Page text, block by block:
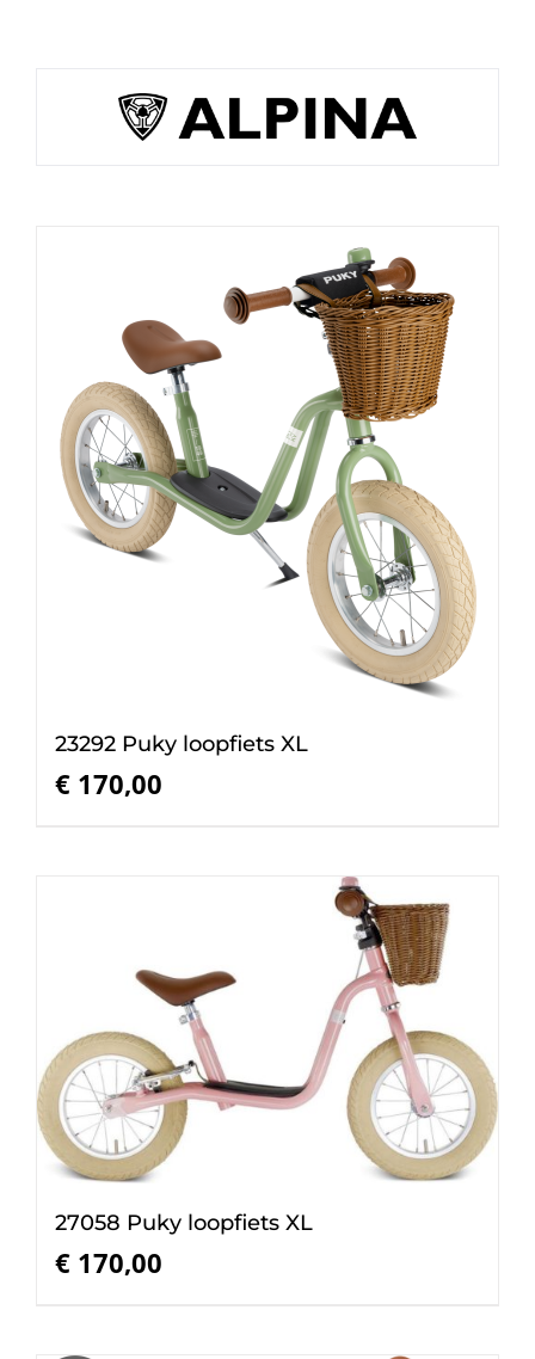
23292 Puky loopfiets XL
€ 170,00
27058 Puky loopfiets XL
€ 170,00